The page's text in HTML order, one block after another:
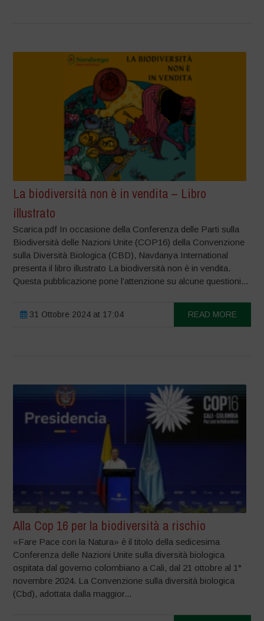
La biodiversità non è in vendita – Libro
illustrato
Scarica pdf In occasione della Conferenza delle Parti sulla
Biodiversità delle Nazioni Unite (COP16) della Convenzione
sulla Diversità Biologica (CBD), Navdanya International
presenta il libro illustrato La biodiversità non è in vendita.
Questa pubblicazione pone l’attenzione su alcune questioni...
31 Ottobre 2024 at 17:04 READ MORE
Alla Cop 16 per la biodiversità a rischio
«Fare Pace con la Natura» è il titolo della sedicesima
Conferenza delle Nazioni Unite sulla diversità biologica
ospitata dal governo colombiano a Cali, dal 21 ottobre al 1°
novembre 2024. La Convenzione sulla diversità biologica
(Cbd), adottata dalla maggior...